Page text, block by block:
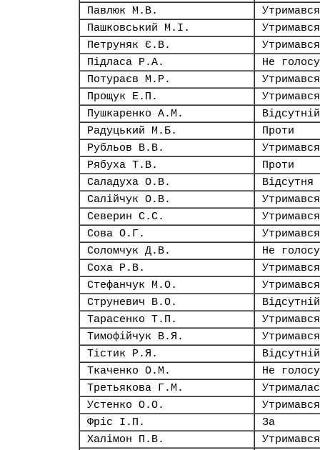
Павлюк М.В.
Утримався
Пашковський М.І.
Утримався
Петруняк Є.В.
Утримався
Підласа Р.А.
Не
Потураєв М.Р.
Утримався
Прощук Е.П.
Утримався
Пушкаренко А.М.
Відсутній
Радуцький М.Б.
Проти
Рубльов В.В.
Утримався
Рябуха Т.В.
Проти
Саладуха О.В.
Відсутня
Салійчук О.В.
Утримався
Северин С.С.
Утримався
Сова О.Г.
Утримався
Соломчук Д.В.
Не
Соха Р.В.
Утримався
Стефанчук М.О.
Утримався
Струневич В.О.
Відсутній
Тарасенко Т.П.
Утримався
Тимофійчук В.Я.
Утримався
Тістик Р.Я.
Відсутній
Ткаченко О.М.
Не
Третьякова Г.М.
Устенко О.О.
Утримався
Фріс І.П.
За
Халімон П.В.
Утримався